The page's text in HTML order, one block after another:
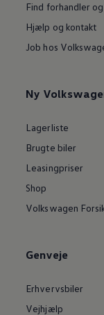
Find forhandler
Hjælp og kontakt
Job hos
Ny
Lagerliste
Brugte biler
Leasingpriser
Shop
Volkswagen
Genveje
Erhvervsbiler
Vejhjælp